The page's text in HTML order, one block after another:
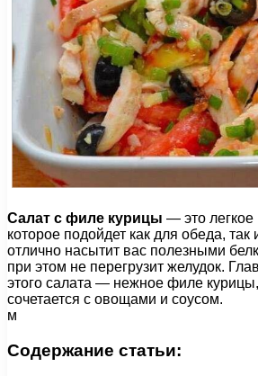
Салат с филе курицы — это легкое
которое подойдет как для обеда,
отлично насытит вас полезными
при этом не перегрузит желудок.
этого салата — нежное филе
сочетается с овощами и соусом.
м
Содержание статьи: